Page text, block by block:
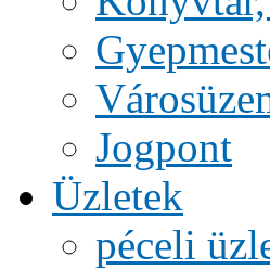
Jogpont
Üzletek
péceli